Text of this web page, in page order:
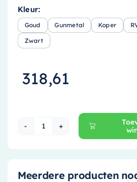
Kleur:
Goud Gunmetal Koper
Zwart
318,61
Ink SP20 Spiegel Rond
Meerdere producten